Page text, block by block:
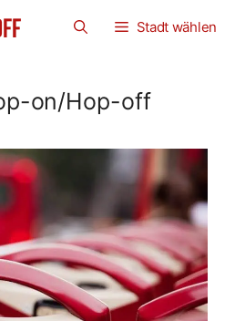
Stadt wählen
on/Hop-off